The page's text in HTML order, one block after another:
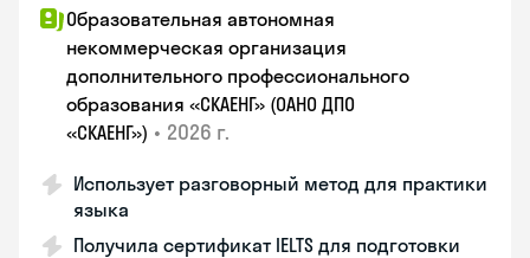
Образовательная автономная
некоммерческая организация
дополнительного профессионального
образования «СКАЕНГ» (ОАНО ДПО
«СКАЕНГ») • 2026 г.
Использует разговорный метод для практики
языка
Получила сертификат IELTS для подготовки